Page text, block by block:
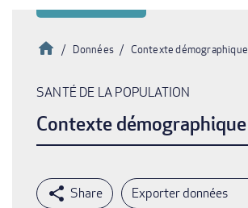
Fil
d'Ariane
Accueil
Données Contexte démographique
SANTÉ DE LA POPULATION
Contexte démographique
Exporter données